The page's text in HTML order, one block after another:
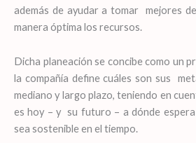
además de ayudar a tomar mejores
manera óptima los recursos.
Dicha planeación se concibe como un
la compañía define cuáles son sus
mediano y largo plazo, teniendo en
es hoy – y su futuro – a dónde
sea sostenible en el tiempo.